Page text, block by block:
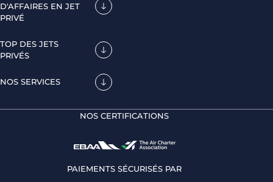
D'AFFAIRES EN JET
PRIVÉ
TOP DES JETS
PRIVÉS
NOS SERVICES
NOS CERTIFICATIONS
PAIEMENTS SÉCURISÉS PAR